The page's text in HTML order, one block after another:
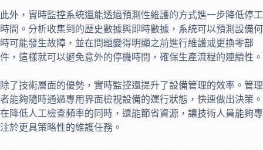
此外，實時監控系統還能透過預測性維護的方式進一步降低停工
時間。分析收集到的歷史數據與即時數據，系統可以預測設備何
時可能發生故障，並在問題變得明顯之前進行維護或更換零部
件，這樣就可以避免意外的停機時間，確保生產流程的連續性。
除了技術層面的優勢，實時監控還提升了設備管理的效率。管理
者能夠隨時通過專用界面檢視設備的運行狀態，快速做出決策。
在降低人工檢查頻率的同時，還能節省資源，讓技術人員能夠專
注於更具策略性的維護任務。